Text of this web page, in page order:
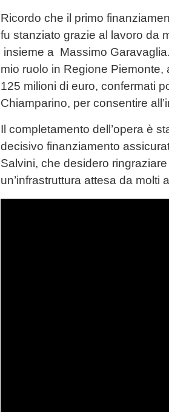
Ricordo che il primo
fu stanziato grazie al lavoro da
insieme a Massimo
mio ruolo in Regione
125 milioni di euro, confermati
Chiamparino, per consentire
Il completamento dell’opera è
decisivo finanziamento
Salvini, che desidero
un’infrastruttura attesa da molti